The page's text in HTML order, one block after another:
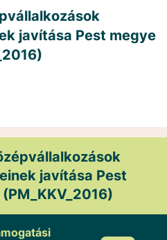
javítása Pest megye
javítása Pest